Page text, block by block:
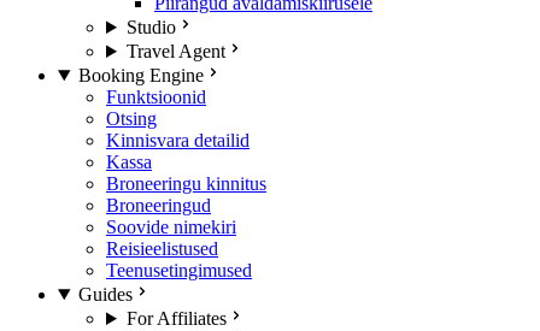
Studio
Travel Agent
Booking Engine
Funktsioonid
Otsing
Kinnisvara detailid
Kassa
Broneeringu kinnitus
Broneeringud
Soovide nimekiri
Reisieelistused
Teenusetingimused
Guides
For Affiliates